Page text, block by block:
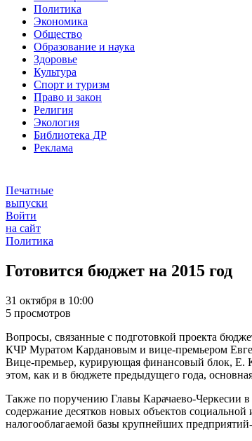
Политика
Экономика
Общество
Образование и наука
Здоровье
Культура
Спорт и туризм
Право и закон
Религия
Экология
Библиотека ДР
Реклама
Печатные
выпуски
Войти
на сайт
Политика
Готовится бюджет на 2015 год
31 октября в 10:00
5 просмотров
Вопросы, связанные с подготовкой проекта
КЧР Муратом Кардановым и вице-премьером
Вице-премьер, курирующая финансовый блок, Е.
этом, как и в бюджете предыдущего года,
Также по поручению Главы Карачаево-Черкесии
содержание десятков новых объектов
налогооблагаемой базы крупнейших